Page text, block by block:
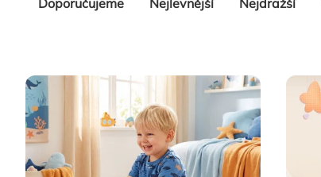
Řazení
Výpis
produktů